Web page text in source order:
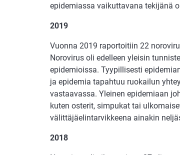
epidemiassa vaikuttavana tekijänä
2019
Vuonna 2019 raportoitiin 22
Norovirus oli edelleen yleisin
epidemioissa. Tyypillisesti
ja epidemia tapahtuu ruokailun
vastaavassa. Yleinen epidemiaan
kuten osterit, simpukat tai
välittäjäelintarvikkeena ainakin
2018